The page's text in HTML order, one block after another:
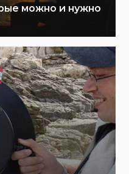
можно и нужно